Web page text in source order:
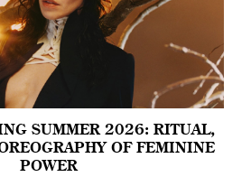
SUMMER 2026: RITUAL,
OF FEMININE
POWER